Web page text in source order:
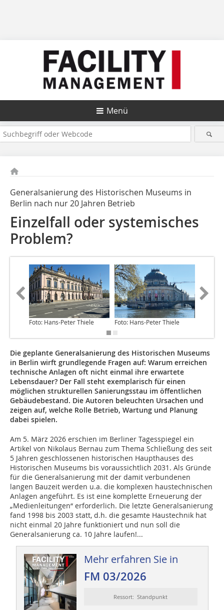
Menü
Generalsanierung des Historischen Museums in
Berlin nach nur 20 Jahren Betrieb
Einzelfall oder ­systemisches
Problem?
Foto: Hans-Peter Thiele Foto: Hans-Peter Thiele
Die geplante Generalsanierung des Historischen Museums
in Berlin wirft grundlegende Fragen auf: Warum erreichen
technische Anlagen oft nicht einmal ihre erwartete
Lebensdauer? Der Fall steht exemplarisch für einen
möglichen strukturellen Sanierungsstau im öffentlichen
Gebäudebestand. Die Autoren beleuchten Ursachen und
zeigen auf, welche Rolle Betrieb, Wartung und Planung
dabei spielen.
Am 5. März 2026 erschien im Berliner Tagesspiegel ein
Artikel von Nikolaus Bernau zum Thema Schließung des seit
5 Jahren geschlossenen historischen Haupthauses des
Historischen Museums bis voraussichtlich 2031. Als Gründe
für die Generalsanierung mit der damit verbundenen
langen Bauzeit werden u.a. die komplexen haustechnischen
Anlagen angeführt. Es ist eine komplette Erneuerung der
„Medienleitungen“ erforderlich. Die letzte Generalsanierung
fand 1998 bis 2003 statt, d.h. die gesamte Haustechnik hat
nicht einmal 20 Jahre funktioniert und nun soll die
Generalsanierung ca. 10 Jahre laufen!...
Mehr erfahren Sie in
FM 03/2026
Ressort: Standpunkt